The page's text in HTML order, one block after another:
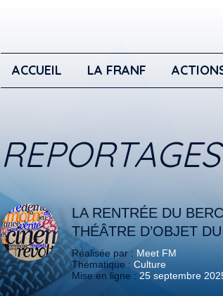
ACCUEIL LA FRANF
REPORTAGES
LA RENTRÉE DU
THÉÂTRE D’OBJET
Réalisée par : Meet FM
Thématique : Culture
Mise en ligne : 25 septembre